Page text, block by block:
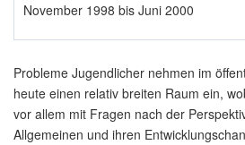
November 1998 bis Juni 2000
Probleme Jugendlicher nehmen im
heute einen relativ breiten Raum ein,
vor allem mit Fragen nach der
Allgemeinen und ihren